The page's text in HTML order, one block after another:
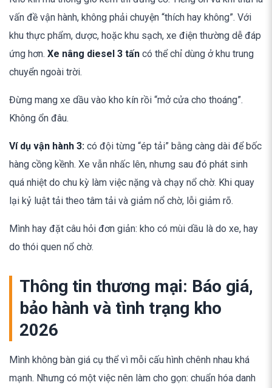
vấn đề vận hành, không phải chuyện “thích hay không”. Với
khu thực phẩm, dược, hoặc khu sạch, xe điện thường dễ đáp
ứng hơn. Xe nâng diesel 3 tấn có thể chỉ dùng ở khu trung
chuyển ngoài trời.
Đừng mang xe dầu vào kho kín rồi “mở cửa cho thoáng”.
Không ổn đâu.
Ví dụ vận hành 3: có đội từng “ép tải” bằng càng dài để bốc
hàng cồng kềnh. Xe vẫn nhấc lên, nhưng sau đó phát sinh
quá nhiệt do chu kỳ làm việc nặng và chạy nổ chờ. Khi quay
lại kỷ luật tải theo tâm tải và giảm nổ chờ, lỗi giảm rõ.
Mình hay đặt câu hỏi đơn giản: kho có mùi dầu là do xe, hay
do thói quen nổ chờ.
Thông tin thương mại: Báo giá,
bảo hành và tình trạng kho
2026
Mình không bàn giá cụ thể vì mỗi cấu hình chênh nhau khá
mạnh. Nhưng có một việc nên làm cho gọn: chuẩn hóa danh